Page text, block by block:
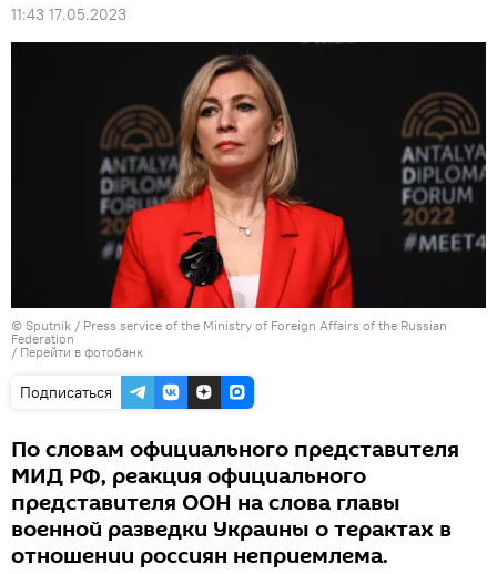
11:43 17.05.2023
© Sputnik / Press service of the Ministry of Foreign Affairs of the Russian
Federation
/ Перейти в фотобанк
Подписаться
По словам официального представителя
МИД РФ, реакция официального
представителя ООН на слова главы
военной разведки Украины о терактах в
отношении россиян неприемлема.